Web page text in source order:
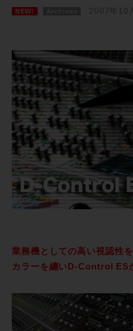
NEW! 2007年10
業務機としての高い視認性
カラーを纏いD-Control ES